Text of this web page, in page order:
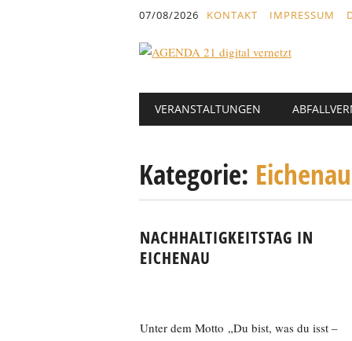
07/08/2026 KONTAKT IMPRESSUM
Hauptmenü
Abbrechen
VERANSTALTUNGEN
Kategorie: Eichenau
NACHHALTIGKEITSTAG IN
EICHENAU
Unter dem Motto „Du bist, was du isst –